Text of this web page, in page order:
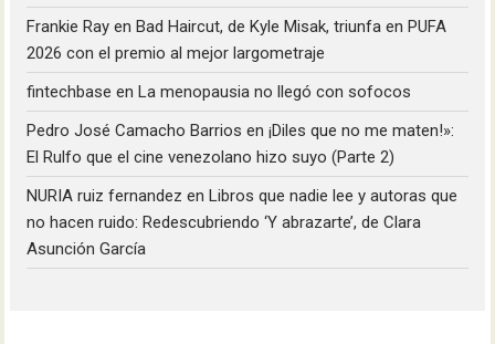
Frankie Ray enBad Haircut, de Kyle Misak, triunfa en PUFA
2026 con el premio al mejor largometraje
fintechbase enLa menopausia no llegó con sofocos
Pedro José Camacho Barrios en¡Diles que no me maten!»:
El Rulfo que el cine venezolano hizo suyo (Parte 2)
NURIA ruiz fernandez enLibros que nadie lee y autoras que
no hacen ruido: Redescubriendo ‘Y abrazarte’, de Clara
Asunción García